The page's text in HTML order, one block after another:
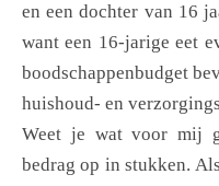
en een dochter van 16
want een 16-jarige eet
boodschappenbudget
huishoud- en
Weet je wat voor mij
bedrag op in stukken.